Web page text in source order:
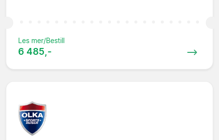
Les mer/Bestill
6 485,-